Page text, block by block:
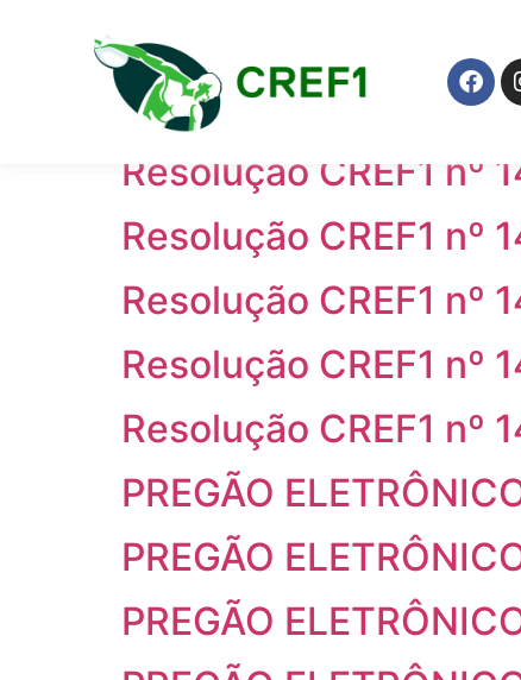
Anos:
Resolução CREF1/RJ
Resolução CREF1 nº
Resolução CREF1 nº
Resolução CREF1 nº
Resolução CREF1 nº
Resolução CREF1 nº
PREGÃO
PREGÃO
PREGÃO